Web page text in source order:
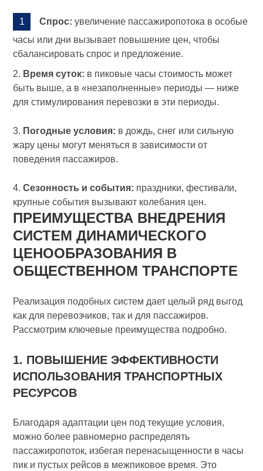
Спрос: увеличение пассажиропотока в особые
часы или дни вызывает повышение цен, чтобы
сбалансировать спрос и предложение.
2. Время суток: в пиковые часы стоимость может
быть выше, а в «незаполненные» периоды — ниже
для стимулирования перевозки в эти периоды.
3. Погодные условия: в дождь, снег или сильную
жару цены могут меняться в зависимости от
поведения пассажиров.
4.Сезонность и события: праздники, фестивали,
крупные события вызывают колебания цен.
ПРЕИМУЩЕСТВА ВНЕДРЕНИЯ
СИСТЕМ ДИНАМИЧЕСКОГО
ЦЕНООБРАЗОВАНИЯ В
ОБЩЕСТВЕННОМ ТРАНСПОРТЕ
Реализация подобных систем дает целый ряд выгод
как для перевозчиков, так и для пассажиров.
Рассмотрим ключевые преимущества подробно.
1. ПОВЫШЕНИЕ ЭФФЕКТИВНОСТИ
ИСПОЛЬЗОВАНИЯ ТРАНСПОРТНЫХ
РЕСУРСОВ
Благодаря адаптации цен под текущие условия,
можно более равномерно распределять
пассажиропоток, избегая перенасыщенности в часы
пик и пустых рейсов в межпиковое время. Это